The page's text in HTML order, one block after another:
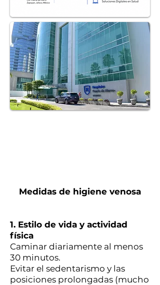
Medidas de higiene venosa
1. Estilo de vida y actividad
física
Caminar diariamente al menos
30 minutos.
Evitar el sedentarismo y las
posiciones prolongadas (mucho